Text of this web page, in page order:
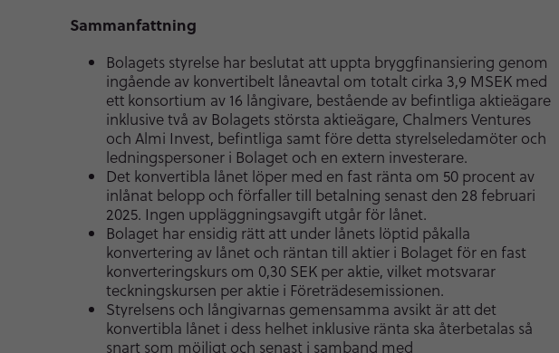
Sammanfattning
Bolagets styrelse har beslutat att uppta bryggfinansiering genom
ingående av konvertibelt låneavtal om totalt cirka 3,9 MSEK med
ett konsortium av 16 långivare, bestående av befintliga aktieägare
inklusive två av Bolagets största aktieägare, Chalmers Ventures
och Almi Invest, befintliga samt före detta styrelseledamöter och
ledningspersoner i Bolaget och en extern investerare.
Det konvertibla lånet löper med en fast ränta om 50 procent av
inlånat belopp och förfaller till betalning senast den 28 februari
2025. Ingen uppläggningsavgift utgår för lånet.
Bolaget har ensidig rätt att under lånets löptid påkalla
konvertering av lånet och räntan till aktier i Bolaget för en fast
konverteringskurs om 0,30 SEK per aktie, vilket motsvarar
teckningskursen per aktie i Företrädesemissionen.
Styrelsens och långivarnas gemensamma avsikt är att det
konvertibla lånet i dess helhet inklusive ränta ska återbetalas så
snart som möjligt och senast i samband med